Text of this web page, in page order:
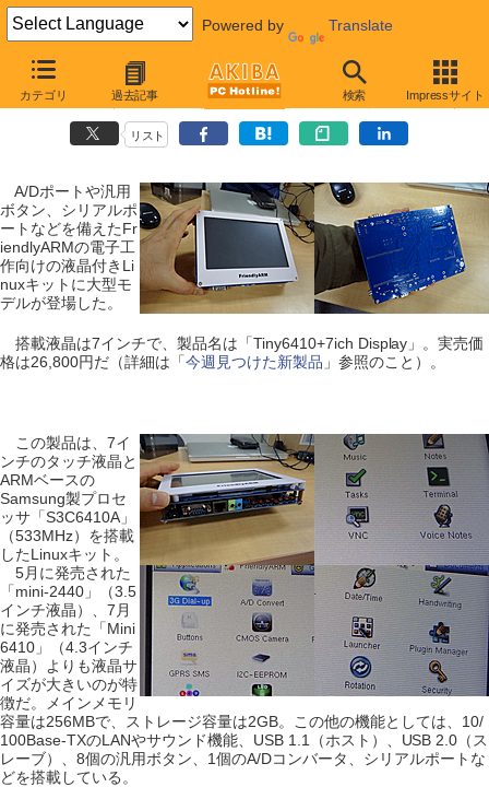
Powered by Translate
カテゴリ 過去記事 検索 Impressサイト
【 2011年12月6日 】
ARMベースのタッチ液晶付きLinuxキットに7インチ版登場
リスト
A/Dポートや汎用
ボタン、シリアルポ
ートなどを備えたFr
iendlyARMの電子工
作向けの液晶付きLi
nuxキットに大型モ
デルが登場した。
搭載液晶は7インチで、製品名は「Tiny6410+7ich Display」。実売価
格は26,800円だ（詳細は「今週見つけた新製品 」参照のこと）。
この製品は、7イ
ンチのタッチ液晶と
ARMベースの
Samsung製プロセ
ッサ「S3C6410A」
（533MHz）を搭載
したLinuxキット。
5月に発売された
「mini-2440」（3.5
インチ液晶）、7月
に発売された「Mini
6410」（4.3インチ
液晶）よりも液晶サ
イズが大きいのが特
徴だ。メインメモリ
容量は256MBで、ストレージ容量は2GB。この他の機能としては、10/
100Base-TXのLANやサウンド機能、USB 1.1（ホスト）、USB 2.0（ス
レーブ）、8個の汎用ボタン、1個のA/Dコンバータ、シリアルポートな
どを搭載している。